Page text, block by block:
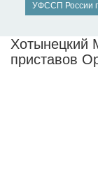
УФССП России
Хотынецкий
приставов